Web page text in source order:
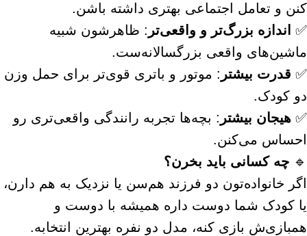
کنن و تعامل اجتماعی بهتری داشته باشن.
✅ اندازه بزرگ‌تر و واقعی‌تر : ظاهرشون شبیه
ماشین‌های واقعی بزرگسالانه‌ست.
✅ قدرت بیشتر : موتور و باتری قوی‌تر برای حمل وزن
دو کودک.
✅ هیجان بیشتر : بچه‌ها تجربه رانندگی واقعی‌تری رو
احساس می‌کنن.
🔹 چه کسانی باید بخرن؟
اگر خانواده‌تون دو فرزند هم‌سن یا نزدیک به هم دارن،
یا کودک شما دوست داره همیشه با دوست و
همبازی‌ش بازی کنه، مدل دو نفره بهترین انتخابه.